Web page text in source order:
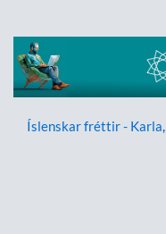
Íslenskar fréttir - Karla,